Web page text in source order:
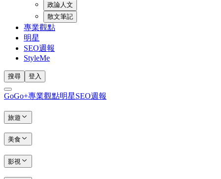
政論人文
散文筆記
專業觀點
明星
SEO週報
StyleMe
搜尋 登入
GoGo+專業觀點明星SEO週報
旅遊
美食
影視